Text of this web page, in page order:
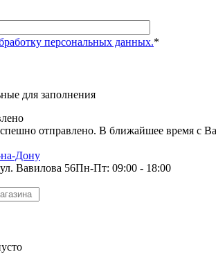
персональных данных.*
для заполнения
отправлено. В ближайшее время с
Дону
Вавилова 56Пн-Пт: 09:00 - 18:00